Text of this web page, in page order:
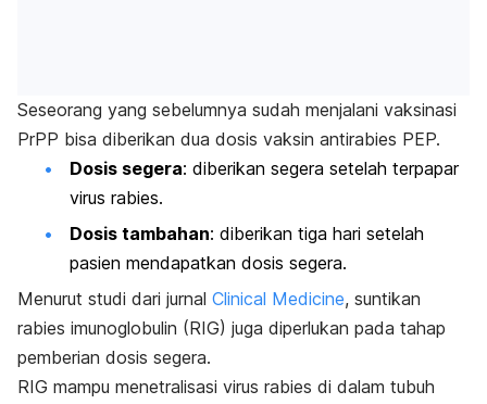
Seseorang yang sebelumnya sudah menjalani vaksinasi
PrPP bisa diberikan dua dosis vaksin antirabies PEP.
Dosis segera: diberikan segera setelah terpapar
virus rabies.
Dosis tambahan: diberikan tiga hari setelah
pasien mendapatkan dosis segera.
Menurut studi dari jurnal Clinical Medicine, suntikan
rabies imunoglobulin (RIG) juga diperlukan pada tahap
pemberian dosis segera.
RIG mampu menetralisasi virus rabies di dalam tubuh